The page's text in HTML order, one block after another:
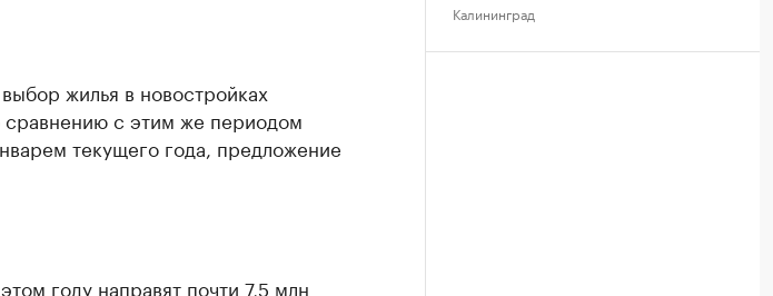
жилья в новостройках
сравнению с этим же периодом
текущего года, предложение
году направятпочти 7,5 млн
Калининград